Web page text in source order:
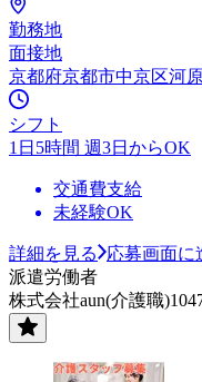
勤務地
面接地
京都府京都市中京区河
シフト
1日5時間 週3日からOK
交通費支給
未経験OK
詳細を見る
応募画面に
派遣労働者
株式会社aun(介護職